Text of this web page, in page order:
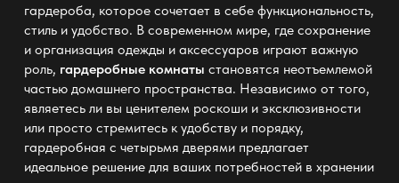
гардероба, которое сочетает в себе функциональность,
стиль и удобство. В современном мире, где сохранение
и организация одежды и аксессуаров играют важную
роль, гардеробные комнаты становятся неотъемлемой
частью домашнего пространства. Независимо от того,
являетесь ли вы ценителем роскоши и эксклюзивности
или просто стремитесь к удобству и порядку,
гардеробная с четырьмя дверями предлагает
идеальное решение для ваших потребностей в хранении